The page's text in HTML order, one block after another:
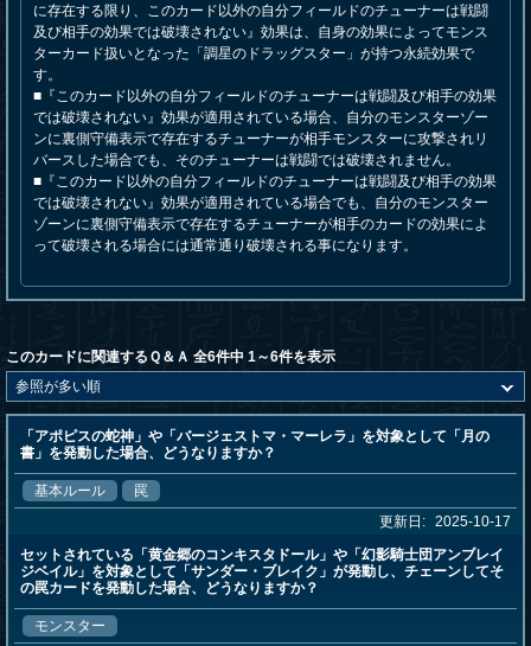
に存在する限り、このカード以外の自分フィールドのチューナーは戦闘
及び相手の効果では破壊されない』効果は、自身の効果によってモンス
ターカード扱いとなった「調星のドラッグスター」が持つ永続効果で
す。
■『このカード以外の自分フィールドのチューナーは戦闘及び相手の効果
では破壊されない』効果が適用されている場合、自分のモンスターゾー
ンに裏側守備表示で存在するチューナーが相手モンスターに攻撃されリ
バースした場合でも、そのチューナーは戦闘では破壊されません。
■『このカード以外の自分フィールドのチューナーは戦闘及び相手の効果
では破壊されない』効果が適用されている場合でも、自分のモンスター
ゾーンに裏側守備表示で存在するチューナーが相手のカードの効果によ
って破壊される場合には通常通り破壊される事になります。
このカードに関連するＱ＆Ａ 全6件中 1～6件を表示
「アポピスの蛇神」や「バージェストマ・マーレラ」を対象として「月の
書」を発動した場合、どうなりますか？
基本ルール
罠
更新日: 2025-10-17
セットされている「黄金郷のコンキスタドール」や「幻影騎士団アンブレイ
ジベイル」を対象として「サンダー・ブレイク」が発動し、チェーンしてそ
の罠カードを発動した場合、どうなりますか？
モンスター